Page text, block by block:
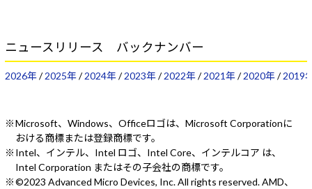
ニュースリリース バックナンバー
2026年/2025年/2024年/2023年/2022年/2021年/2020年/2019
Microsoft、Windows、Officeロゴは、Microsoft Corporationに
おける商標または登録商標です。
Intel、インテル、Intel ロゴ、Intel Core、インテルコア は、
Intel Corporation またはその子会社の商標です。
©2023 Advanced Micro Devices, Inc. All rights reserved. AMD、